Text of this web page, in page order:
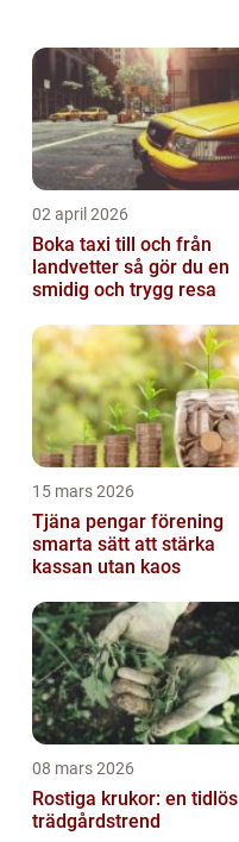
02 april 2026
Boka taxi till och från
landvetter så gör du en
smidig och trygg resa
15 mars 2026
Tjäna pengar förening
smarta sätt att stärka
kassan utan kaos
08 mars 2026
Rostiga krukor: en tidlös
trädgårdstrend